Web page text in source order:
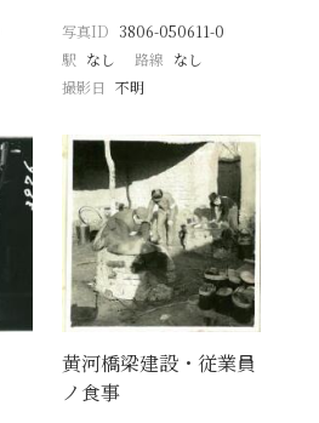
写真ID 3806-050611-0
駅 なし 路線 なし
撮影日 不明
黄河橋梁建設・従業員
ノ食事